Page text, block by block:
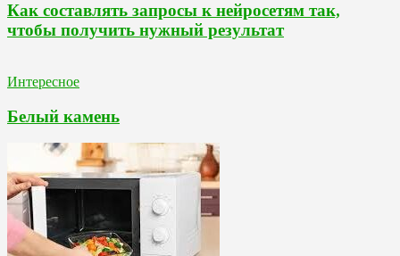
Как составлять запросы к нейросетям так,
чтобы получить нужный результат
Интересное
Белый камень